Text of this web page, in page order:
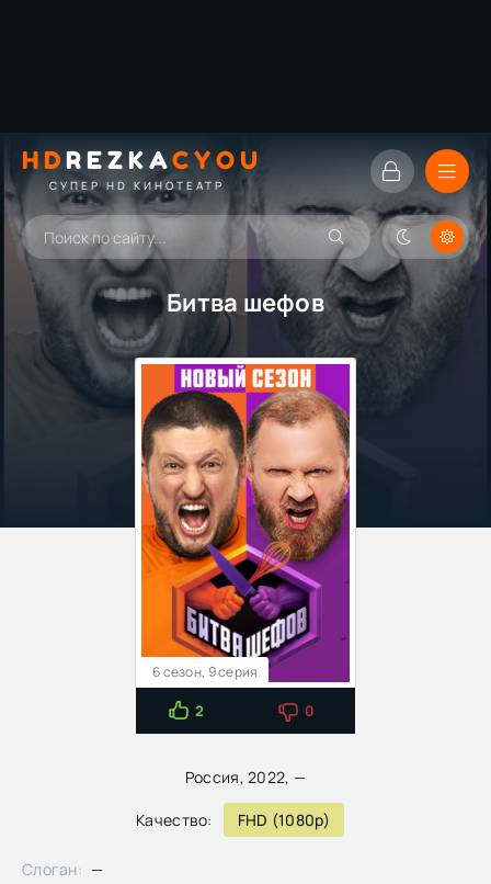
HDREZKACYOU
СУПЕР HD КИНОТЕАТР
Битва шефов
Россия, 2022, —
Качество: FHD (1080p)
6 сезон, 9 серия
2 0
Слоган: —